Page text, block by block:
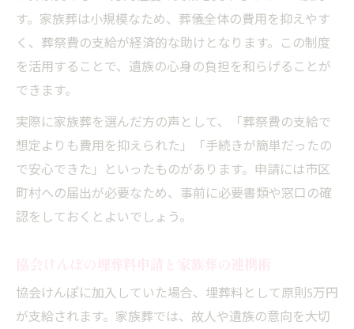
す。家族葬は小規模なため、葬儀全体の費用を抑えやす
く、葬祭費の支給が経済的な助けとなります。この制度
を活用することで、遺族の心身の負担を和らげることが
できます。
実際に家族葬を選んだ方の声として、「葬祭費の支給で
想定よりも費用を抑えられた」「手続きが簡単だったの
で安心できた」といったものがあります。申請には市区
町村への届出が必要なため、事前に必要書類や窓口の確
認をしておくとよいでしょう。
協会けんぽに加入していた場合、埋葬料として原則5万円
が支給されます。家族葬では、故人や遺族の意向を大切